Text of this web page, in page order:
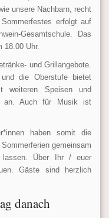
unsere Nachbarn, recht
erfolgt auf
Gesamtschule. Das
18.00 Uhr.
und Grillangebote.
die Oberstufe bietet
weiteren Speisen und
an. Auch für Musik ist
haben somit die
gemeinsam
lassen. Über Ihr / euer
Gäste sind herzlich
danach